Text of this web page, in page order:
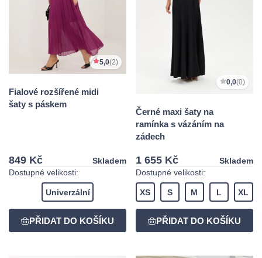
5,0(2)
Fialové rozšířené midi
šaty s páskem
849 Kč
Skladem
Dostupné velikosti:
Univerzální
0,0(0)
Černé maxi šaty na
ramínka s vázáním na
zádech
1 655 Kč
Skladem
Dostupné velikosti:
XS S M L XL